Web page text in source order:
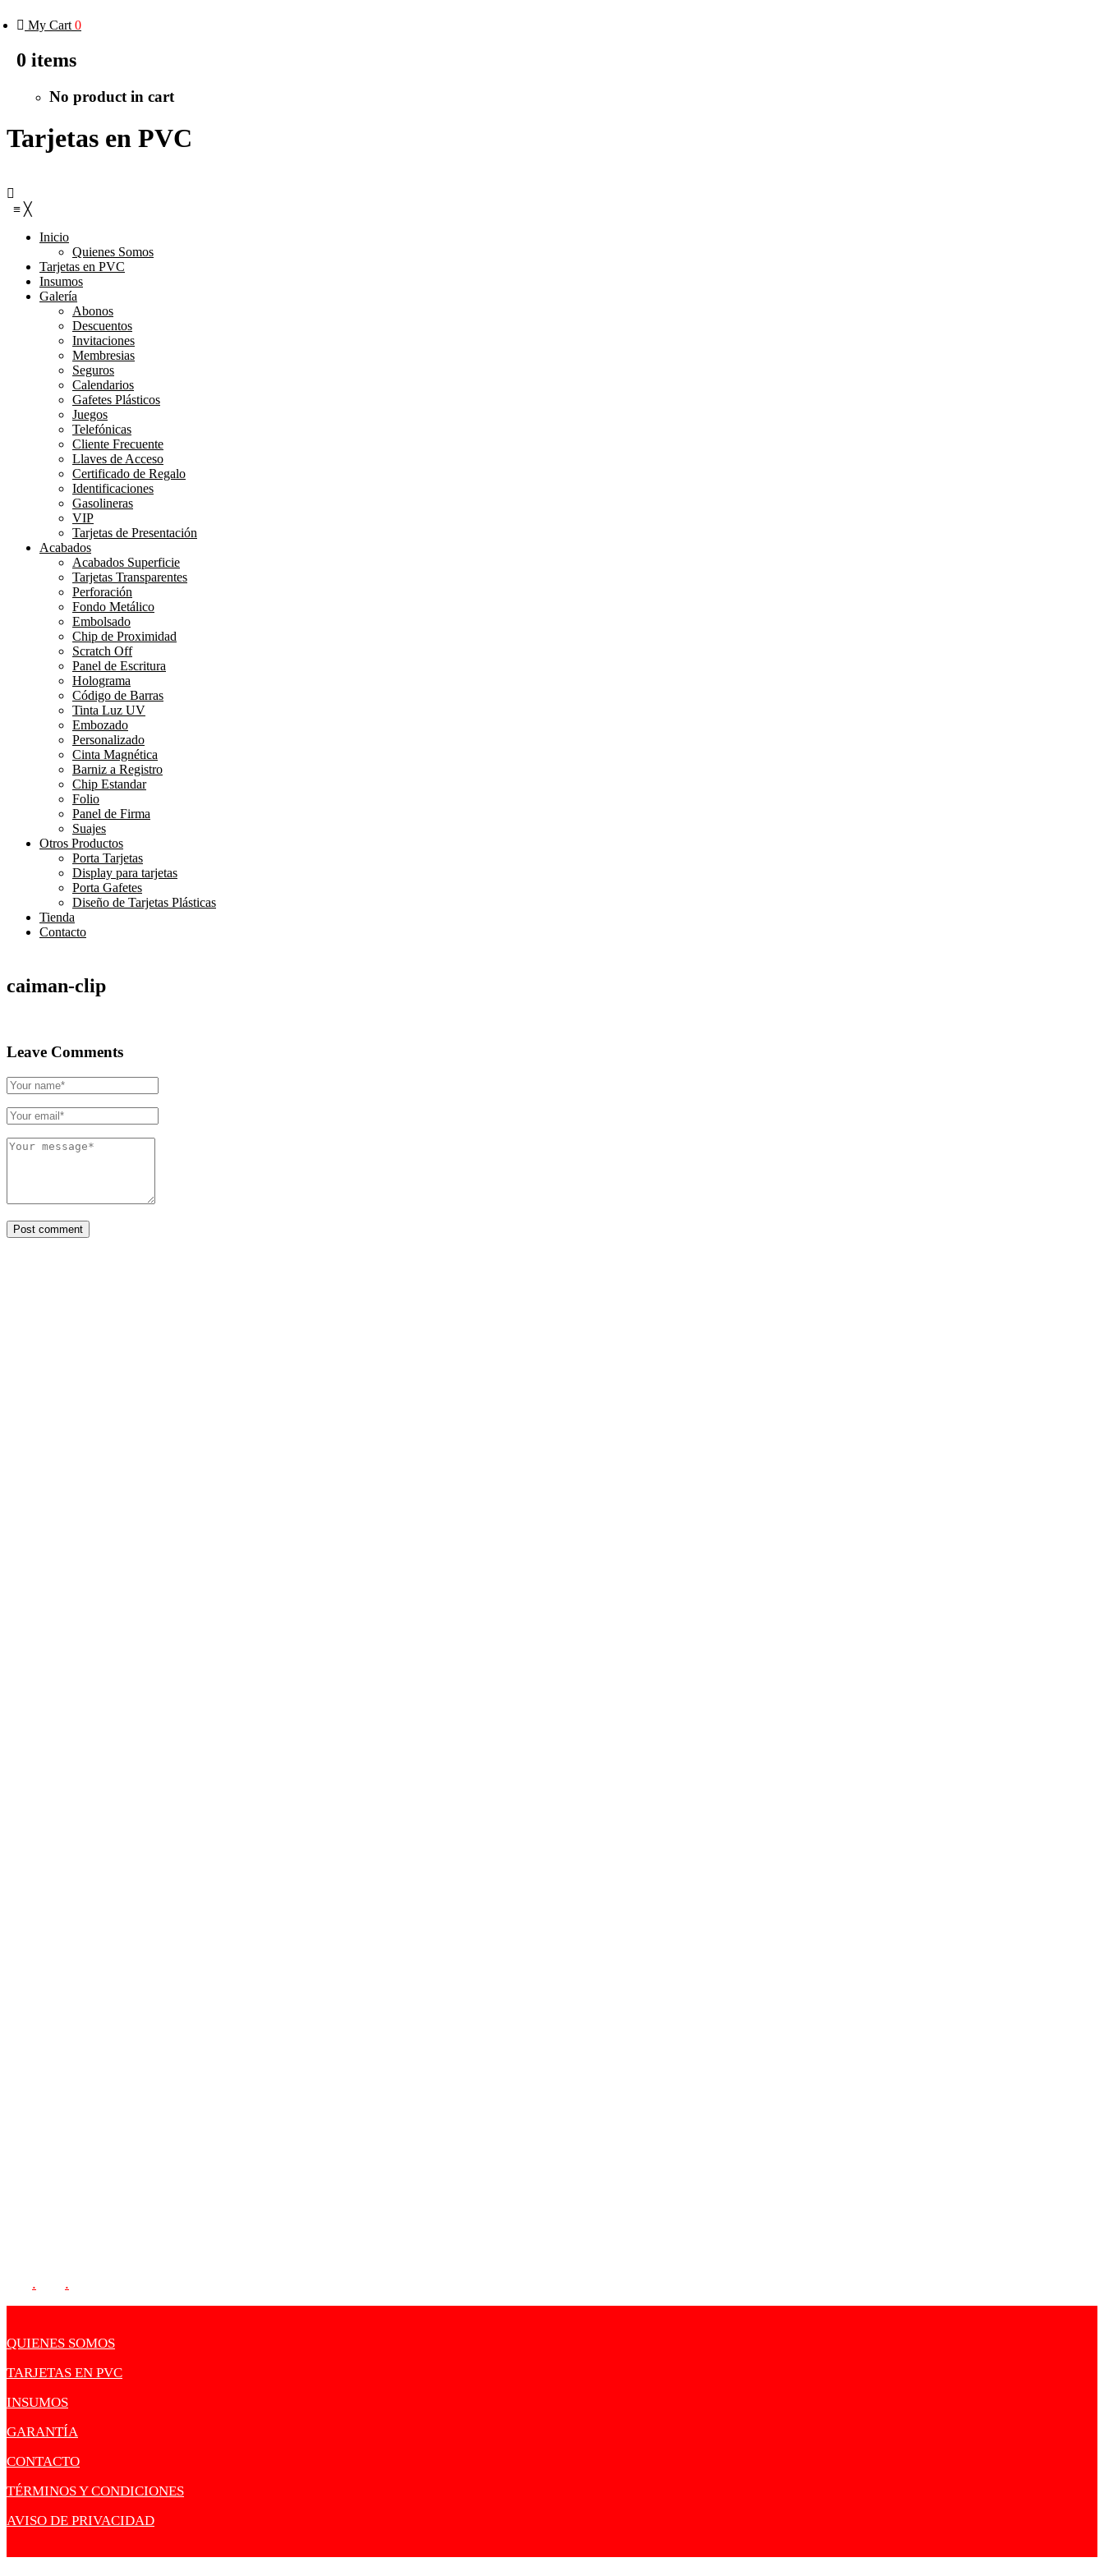
My Cart 0
0 items
No product in cart
Tarjetas en PVC
≡ ╳
Inicio
Quienes Somos
Tarjetas en PVC
Insumos
Galería
Abonos
Descuentos
Invitaciones
Membresias
Seguros
Calendarios
Gafetes Plásticos
Juegos
Telefónicas
Cliente Frecuente
Llaves de Acceso
Certificado de Regalo
Identificaciones
Gasolineras
VIP
Tarjetas de Presentación
Acabados
Acabados Superficie
Tarjetas Transparentes
Perforación
Fondo Metálico
Embolsado
Chip de Proximidad
Scratch Off
Panel de Escritura
Holograma
Código de Barras
Tinta Luz UV
Embozado
Personalizado
Cinta Magnética
Barniz a Registro
Chip Estandar
Folio
Panel de Firma
Suajes
Otros Productos
Porta Tarjetas
Display para tarjetas
Porta Gafetes
Diseño de Tarjetas Plásticas
Tienda
Contacto
caiman-clip
Leave Comments
. .
QUIENES SOMOS
TARJETAS EN PVC
INSUMOS
GARANTÍA
CONTACTO
TÉRMINOS Y CONDICIONES
AVISO DE PRIVACIDAD